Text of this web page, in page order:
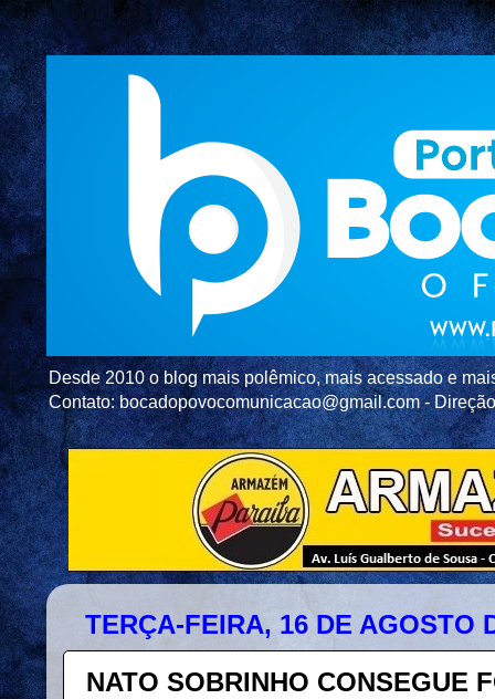
Desde 2010 o blog mais polêmico, mais acessado e
Contato: bocadopovocomunicacao@gmail.com -
TERÇA-FEIRA, 16 DE AGOSTO
NATO SOBRINHO CONSEGUE